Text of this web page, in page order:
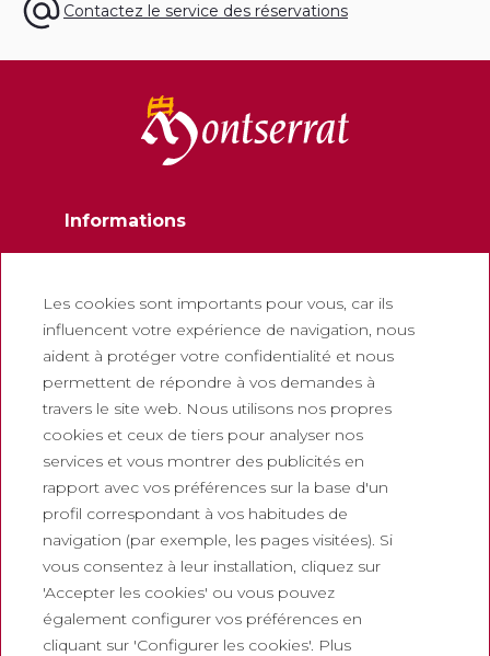
Contactez le service des réservations
Informations
Newsletter
Travaillez avec nous
Foire aux questions
Billets touristiques
Politique de confidentialité
Politique de cookies
Politique des Réseaux Sociaux
Canal de signalement
Mentions légales
Les cookies sont importants pour vous, car ils
influencent votre expérience de navigation, nous
aident à protéger votre confidentialité et nous
permettent de répondre à vos demandes à
travers le site web. Nous utilisons nos propres
cookies et ceux de tiers pour analyser nos
services et vous montrer des publicités en
rapport avec vos préférences sur la base d'un
profil correspondant à vos habitudes de
navigation (par exemple, les pages visitées). Si
vous consentez à leur installation, cliquez sur
'Accepter les cookies' ou vous pouvez
également configurer vos préférences en
cliquant sur 'Configurer les cookies'. Plus